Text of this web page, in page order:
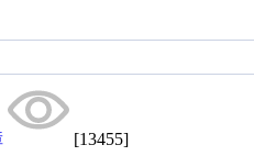
[13455]